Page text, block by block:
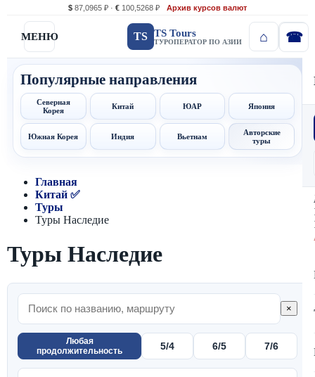
$ 87,0965 ₽ · € 100,5268 ₽ Архив курсов валют
МЕНЮ TS TS Tours
ТУРОПЕРАТОР ПО АЗИИ
Популярные направления
Северная
Корея
Китай ЮАР Япония
Южная Корея Индия Вьетнам
Авторские
туры
Главная
Китай ✅
Туры
Туры Наследие
Туры Наследие
×
Любая
продолжительность
5/4 6/5 7/6